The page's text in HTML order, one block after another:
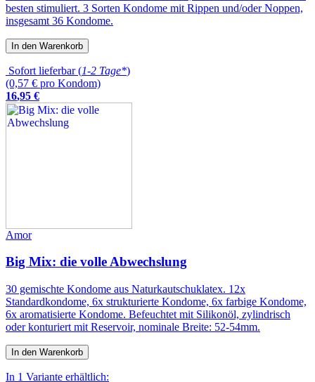
besten stimuliert. 3 Sorten Kondome mit Rippen und/oder Noppen,
insgesamt 36 Kondome.
In den Warenkorb
Sofort lieferbar (1-2 Tage*)
(0,57 € pro Kondom)
16,95 €
Amor
Big Mix: die volle Abwechslung
30 gemischte Kondome aus Naturkautschuklatex. 12x
Standardkondome, 6x strukturierte Kondome, 6x farbige Kondome,
6x aromatisierte Kondome. Befeuchtet mit Silikonöl, zylindrisch
oder konturiert mit Reservoir, nominale Breite: 52-54mm.
In den Warenkorb
In 1 Variante erhältlich: